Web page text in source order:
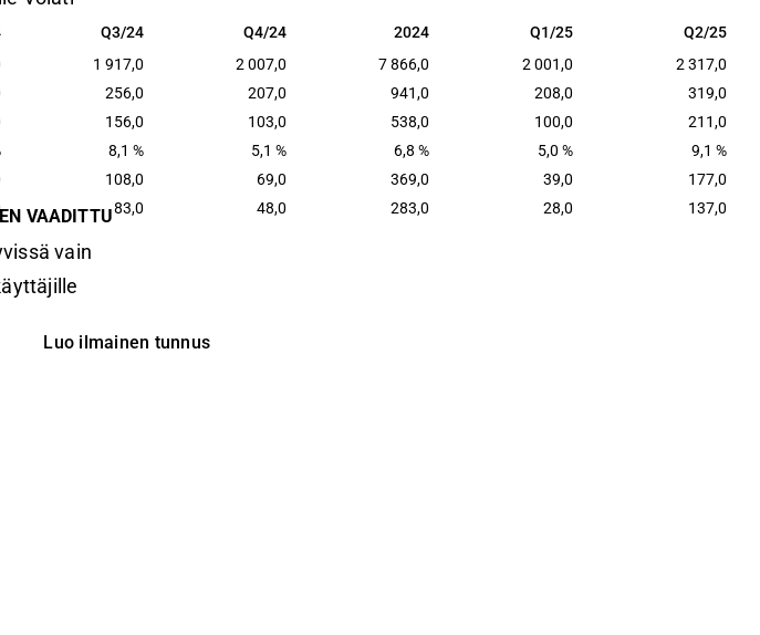
Q3/24 Q4/24 2024 Q1/25 Q2/25
Q3/24 Q4/24 2024 Q1/25
Q2/25
1 917,0 2 007,0 7 866,0 2 001,0
2 317,0
256,0 207,0 941,0 208,0
319,0
156,0 103,0 538,0 100,0
211,0
8,1 % 5,1 % 6,8 % 5,0 %
9,1 %
108,0 69,0 369,0 39,0
177,0
83,0 48,0 283,0 28,0 137,0
VAADITTU
vain
Luo ilmainen tunnus